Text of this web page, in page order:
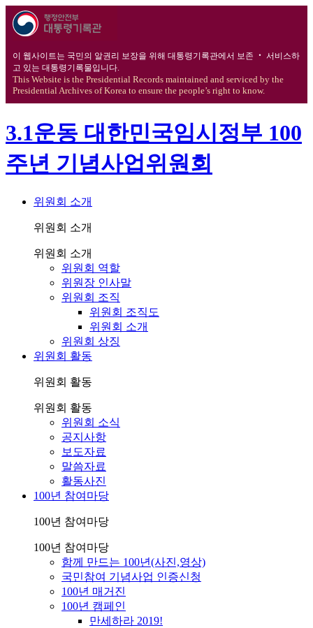
이 웹사이트는 국민의 알권리 보장을 위해 대통령기록관에서 보존 ‧ 서비스하
고 있는 대통령기록물입니다.
This Website is the Presidential Records maintained and serviced by the
Presidential Archives of Korea to ensure the people’s right to know.
3.1운동 대한민국임시정부 100
주년 기념사업위원회
위원회 소개
위원회 소개
위원회 소개
위원회 역할
위원장 인사말
위원회 조직
위원회 조직도
위원회 소개
위원회 상징
위원회 활동
위원회 활동
위원회 활동
위원회 소식
공지사항
보도자료
말씀자료
활동사진
100년 참여마당
100년 참여마당
100년 참여마당
함께 만드는 100년(사진,영상)
국민참여 기념사업 인증신청
100년 매거진
100년 캠페인
만세하라 2019!